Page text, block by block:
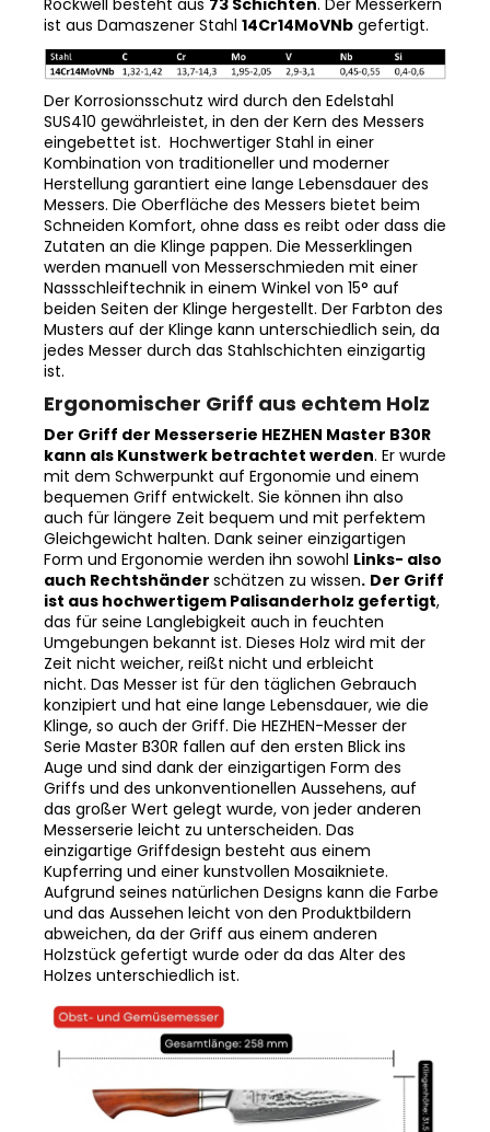
Der Korrosionsschutz wird durch den Edelstahl
SUS410 gewährleistet, in den der Kern des Messers
eingebettet ist. Hochwertiger Stahl in einer
Kombination von traditioneller und moderner
Herstellung garantiert eine lange Lebensdauer des
Messers. Die Oberfläche des Messers bietet beim
Schneiden Komfort, ohne dass es reibt oder dass die
Zutaten an die Klinge pappen. Die Messerklingen
werden manuell von Messerschmieden mit einer
Nassschleiftechnik in einem Winkel von 15° auf
beiden Seiten der Klinge hergestellt. Der Farbton des
Musters auf der Klinge kann unterschiedlich sein, da
jedes Messer durch das Stahlschichten einzigartig
ist.
Ergonomischer Griff aus echtem Holz
Der Griff der Messerserie HEZHEN Master B30R
kann als Kunstwerk betrachtet werden. Er wurde
mit dem Schwerpunkt auf Ergonomie und einem
bequemen Griff entwickelt. Sie können ihn also
auch für längere Zeit bequem und mit perfektem
Gleichgewicht halten. Dank seiner einzigartigen
Form und Ergonomie werden ihn sowohlLinks- also
auch Rechtshänderschätzen zu wissen . Der Griff
ist aus hochwertigem Palisanderholz gefertigt,
das für seine Langlebigkeit auch in feuchten
Umgebungen bekannt ist. Dieses Holz wird mit der
Zeit nicht weicher, reißt nicht und erbleicht
nicht. Das Messer ist für den täglichen Gebrauch
konzipiert und hat eine lange Lebensdauer, wie die
Klinge, so auch der Griff. Die HEZHEN-Messer der
Serie Master B30R fallen auf den ersten Blick ins
Auge und sind dank der einzigartigen Form des
Griffs und des unkonventionellen Aussehens, auf
das großer Wert gelegt wurde, von jeder anderen
Messerserie leicht zu unterscheiden. Das
einzigartige Griffdesign besteht aus einem
Kupferring und einer kunstvollen Mosaikniete.
Aufgrund seines natürlichen Designs kann die Farbe
und das Aussehen leicht von den Produktbildern
abweichen, da der Griff aus einem anderen
Holzstück gefertigt wurde oder da das Alter des
Holzes unterschiedlich ist.